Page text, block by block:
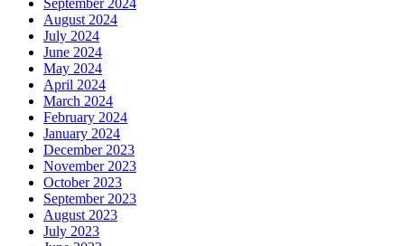
August 2024
July 2024
June 2024
May 2024
April 2024
March 2024
February 2024
January 2024
December 2023
November 2023
October 2023
September 2023
August 2023
July 2023